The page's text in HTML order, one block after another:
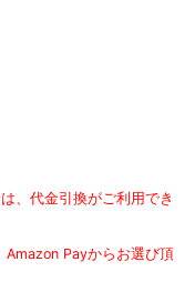
、代金引換がご利用でき
Payからお選び頂